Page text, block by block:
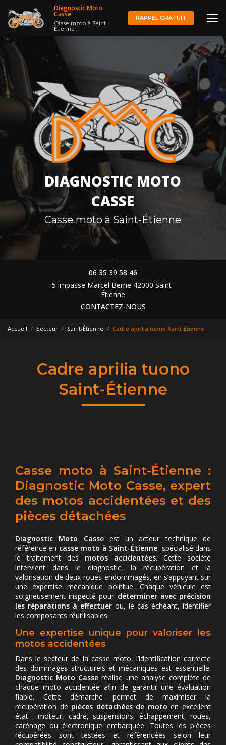
au
contenu
Diagnostic Moto
Casse
Casse moto à Saint-
Étienne
RAPPEL GRATUIT
DIAGNOSTIC MOTO
CASSE
Casse moto à Saint-Étienne
06 35 39 58 46
5 impasse Marcel Berne 42000 Saint-
Étienne
CONTACTEZ-NOUS
Accueil Secteur Saint-Étienne Cadre aprilia tuono Saint-Étienne
Cadre aprilia tuono
Saint-Étienne
Casse moto à Saint-Étienne :
Diagnostic Moto Casse, expert
des motos accidentées et des
pièces détachées
Diagnostic Moto Casseest un acteur technique de
référence en casse moto à Saint-Étienne, spécialisé dans
le traitement des motos accidentées. Cette société
intervient dans le diagnostic, la récupération et la
valorisation de deux-roues endommagés, en s’appuyant sur
une expertise mécanique pointue. Chaque véhicule est
soigneusement inspecté pour déterminer avec précision
les réparations à effectuer ou, le cas échéant, identifier
les composants réutilisables.
Une expertise unique pour valoriser les
motos accidentées
Dans le secteur de la casse moto, l’identification correcte
des dommages structurels et mécaniques est essentielle.
Diagnostic Moto Casseréalise une analyse complète de
chaque moto accidentée afin de garantir une évaluation
fiable. Cette démarche permet de maximiser la
récupération de pièces détachées de moto en excellent
état : moteur, cadre, suspensions, échappement, roues,
carénage ou électronique embarquée. Toutes les pièces
récupérées sont testées et référencées selon leur